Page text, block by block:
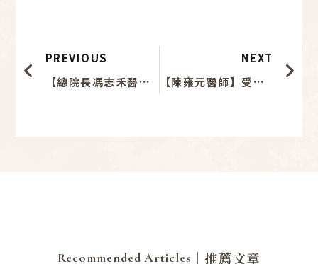
PREVIOUS
【總院長馮志禾醫師】受邀擔任「眼整形」講師－2022台灣顏面整形重建外科醫學會秋季研討會(33th TAFPRS Annual Meeting)講師
NEXT
【陳雍元醫師】受邀擔任「鼻整形」講師－2022台灣顏面整形重建外科醫學會秋季研討會(33th TAFPRS Annual Meeting)講師
Recommended Articles ｜推薦文章